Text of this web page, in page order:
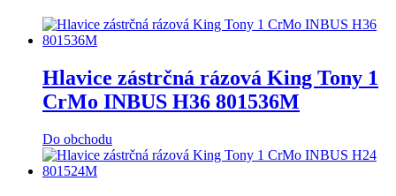
Hlavice zástrčná rázová King Tony 1
CrMo INBUS H36 801536M
Do obchodu